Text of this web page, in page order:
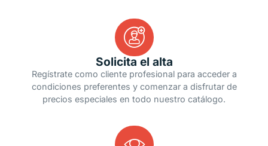
Solicita el alta
Regístrate como cliente profesional para acceder a
condiciones preferentes y comenzar a disfrutar de
precios especiales en todo nuestro catálogo.